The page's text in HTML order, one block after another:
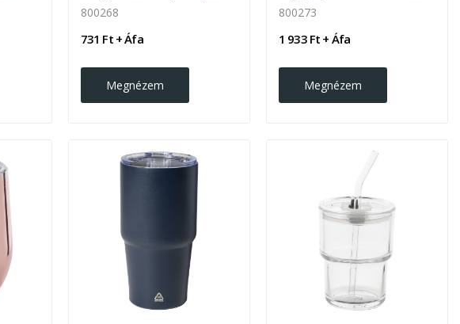
800268
731 Ft + Áfa
Megnézem
800273
1 933 Ft + Áfa
Megnézem